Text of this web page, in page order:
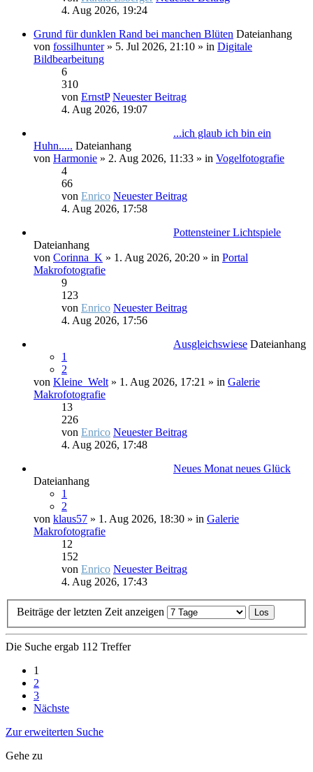
4. Aug 2026, 19:24
Grund für dunklen Rand bei manchen Blüten Dateianhang
von fossilhunter» 5. Jul 2026, 21:10 » in Digitale
Bildbearbeitung
6
310
von ErnstP Neuester Beitrag
4. Aug 2026, 19:07
...ich glaub ich bin ein
Huhn..... Dateianhang
von Harmonie » 2. Aug 2026, 11:33 » in Vogelfotografie
4
66
von Enrico Neuester Beitrag
4. Aug 2026, 17:58
Pottensteiner Lichtspiele
Dateianhang
von Corinna_K » 1. Aug 2026, 20:20 » in Portal
Makrofotografie
9
123
von Enrico Neuester Beitrag
4. Aug 2026, 17:56
Ausgleichswiese Dateianhang
1
2
von Kleine_Welt » 1. Aug 2026, 17:21 » in Galerie
Makrofotografie
13
226
von Enrico Neuester Beitrag
4. Aug 2026, 17:48
Neues Monat neues Glück
Dateianhang
1
2
von klaus57 » 1. Aug 2026, 18:30 » in Galerie
Makrofotografie
12
152
von Enrico Neuester Beitrag
4. Aug 2026, 17:43
Beiträge der letzten Zeit anzeigen
Die Suche ergab 112 Treffer
1
2
3
Nächste
Zur erweiterten Suche
Gehe zu